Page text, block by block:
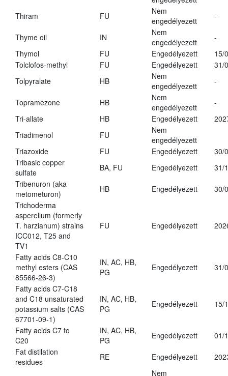
Thiram FU
Nem
engedélyezett
-
Thyme oil IN
Nem
engedélyezett
-
Thymol
FU Engedélyezett
15/
Tolclofos-methyl
FU Engedélyezett
31/
Tolpyralate
HB
Nem
engedélyezett
-
Topramezone HB
Nem
engedélyezett
-
Tri-allate
HB Engedélyezett
Triadimenol
FU
Nem
engedélyezett
Triazoxide
FU Engedélyezett
30/
Tribasic copper
sulfate
BA, FU Engedélyezett
31/
Tribenuron (aka
metometuron)
HB Engedélyezett
30/
Trichoderma
asperellum (formerly
T. harzianum) strains
ICC012, T25 and
TV1
FU Engedélyezett
Fatty acids C8-C10
methyl esters (CAS
85566-26-3)
IN, AC, HB,
PG
Engedélyezett 31/
Fatty acids C7-C18
and C18 unsaturated
potassium salts (CAS
67701-09-1)
IN, AC, HB,
PG
Engedélyezett 15/
Fatty acids C7 to
C20
IN, AC, HB,
PG
Engedélyezett
01/
Fat distilation
residues
RE Engedélyezett
Nem